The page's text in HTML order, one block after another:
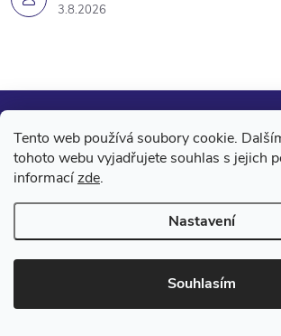
Tento web používá soubory cookie.
tohoto webu vyjadřujete souhlas s jejich
informacízde.
Nastavení
Souhlasím
3.8.2026
Z
á
p
a
a slevách
E-mail